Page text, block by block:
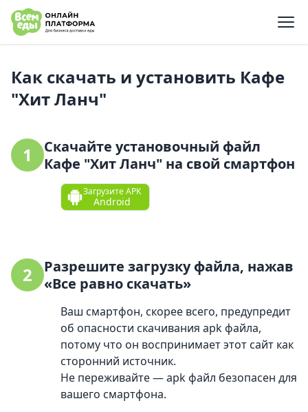
Как скачать и установить Кафе
"Хит Ланч"
1
Скачайте установочный файл
Кафе "Хит Ланч" на свой смартфон
Загрузите APK
Android
2
Разрешите загрузку файла, нажав
«Все равно скачать»
Ваш смартфон, скорее всего, предупредит
об опасности скачивания apk файла,
потому что он воспринимает этот сайт как
сторонний источник.
Не переживайте — apk файл безопасен для
вашего смартфона.
menu